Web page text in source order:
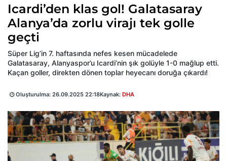
Icardi’den klas gol! Galatasaray
Alanya’da zorlu virajı tek golle
geçti
Süper Lig’in 7. haftasında nefes kesen mücadelede
Galatasaray, Alanyaspor’u Icardi’nin şık golüyle 1-0 mağlup etti.
Kaçan goller, direkten dönen toplar heyecanı doruğa çıkardı!
Oluşturulma: 26.09.2025 22:18Kaynak: DHA